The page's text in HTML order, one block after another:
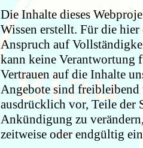
Die Inhalte dieses
Wissen erstellt. Für die
Anspruch auf
kann keine Verantwortung
Vertrauen auf die Inhalte
Angebote sind
ausdrücklich vor, Teile der
Ankündigung zu
zeitweise oder endgültig